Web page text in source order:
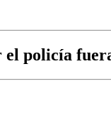
el policía